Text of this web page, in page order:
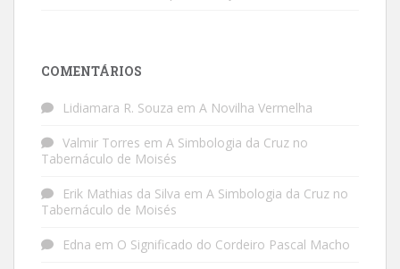
COMENTÁRIOS
Lidiamara R. Souza em A Novilha Vermelha
Valmir Torres em A Simbologia da Cruz no
Tabernáculo de Moisés
Erik Mathias da Silva em A Simbologia da Cruz no
Tabernáculo de Moisés
Edna em O Significado do Cordeiro Pascal Macho